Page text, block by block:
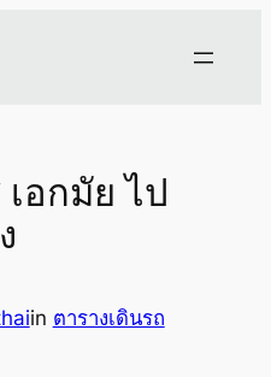
อกมัย ไป
in ตารางเดินรถ